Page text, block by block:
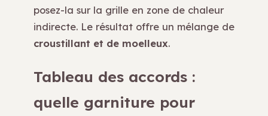
posez-la sur la grille en zone de chaleur
indirecte. Le résultat offre un mélange de
croustillant et de moelleux.
Tableau des accords :
quelle garniture pour